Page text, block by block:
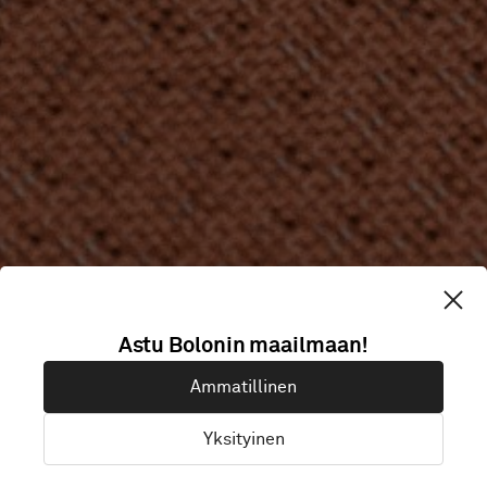
Rullamateriaali
Astu Bolonin maailmaan!
Ammatillinen
Yksityinen